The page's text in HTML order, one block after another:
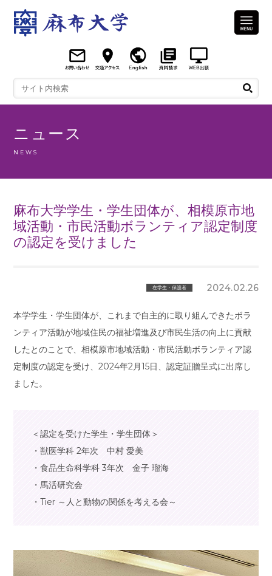
ニュース
NEWS
麻布大学学生・学生団体が、相模原市地
域活動・市民活動ボランティア認定制度
の認定を受けました
在学生・保護者 2024.02.26
本学学生・学生団体が、これまで自主的に取り組んできたボラ
ンティア活動が地域住民の福祉増進及び市民生活の向上に貢献
したとのことで、相模原市地域活動・市民活動ボランティア認
定制度の認定を受け、2024年2月15日、認定証贈呈式に出席し
ました。
＜認定を受けた学生・学生団体＞
・獣医学科 2年次 中村 愛美
・食品生命科学科 3年次 金子 瑠海
・馬活研究会
・Tier ～人と動物の関係を考える会～